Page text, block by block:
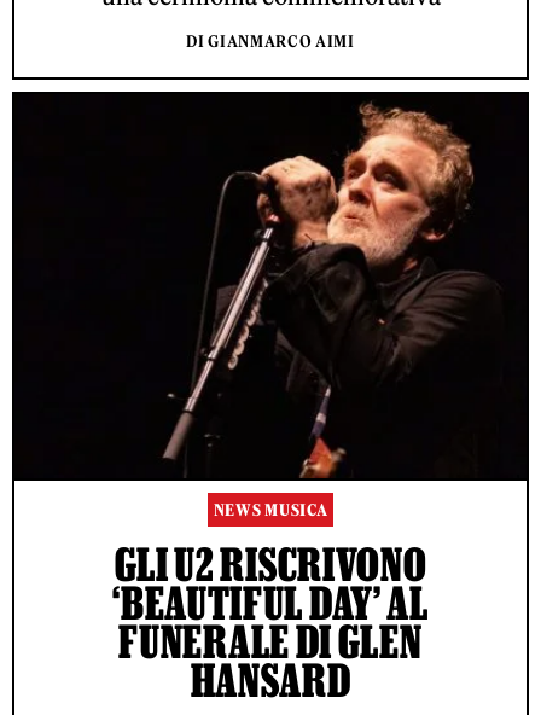
DI GIANMARCO AIMI
NEWS MUSICA
GLI U2 RISCRIVONO
‘BEAUTIFUL DAY’ AL
FUNERALE DI GLEN
HANSARD